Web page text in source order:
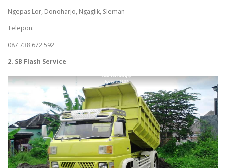
Ngepas Lor, Donoharjo, Ngaglik, Sleman
Telepon:
087 738 672 592
2. SB Flash Service